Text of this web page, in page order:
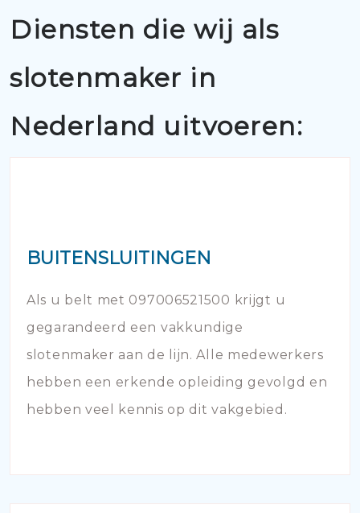
Diensten die wij als
slotenmaker in
Nederland uitvoeren:
BUITENSLUITINGEN
Als u belt met 097006521500 krijgt u
gegarandeerd een vakkundige
slotenmaker aan de lijn. Alle medewerkers
hebben een erkende opleiding gevolgd en
hebben veel kennis op dit vakgebied.